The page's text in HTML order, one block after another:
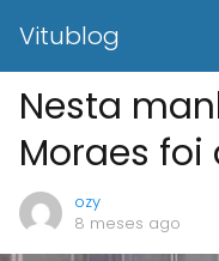
Vitublog
Nesta
Moraes foi
ozy
8 meses ago